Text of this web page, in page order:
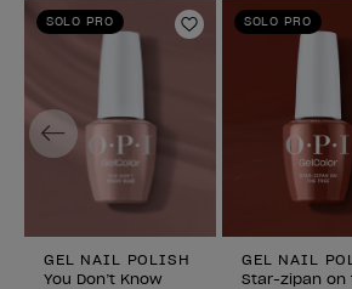
SOLO PRO
Añadir a la
GEL NAIL POLISH
You Don’t Know
SOLO PRO
GEL NAIL
Star-zipan on
Previous